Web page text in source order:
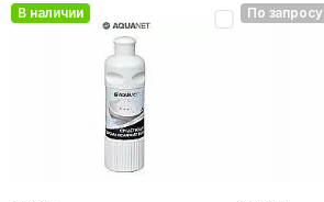
В наличии По запросу